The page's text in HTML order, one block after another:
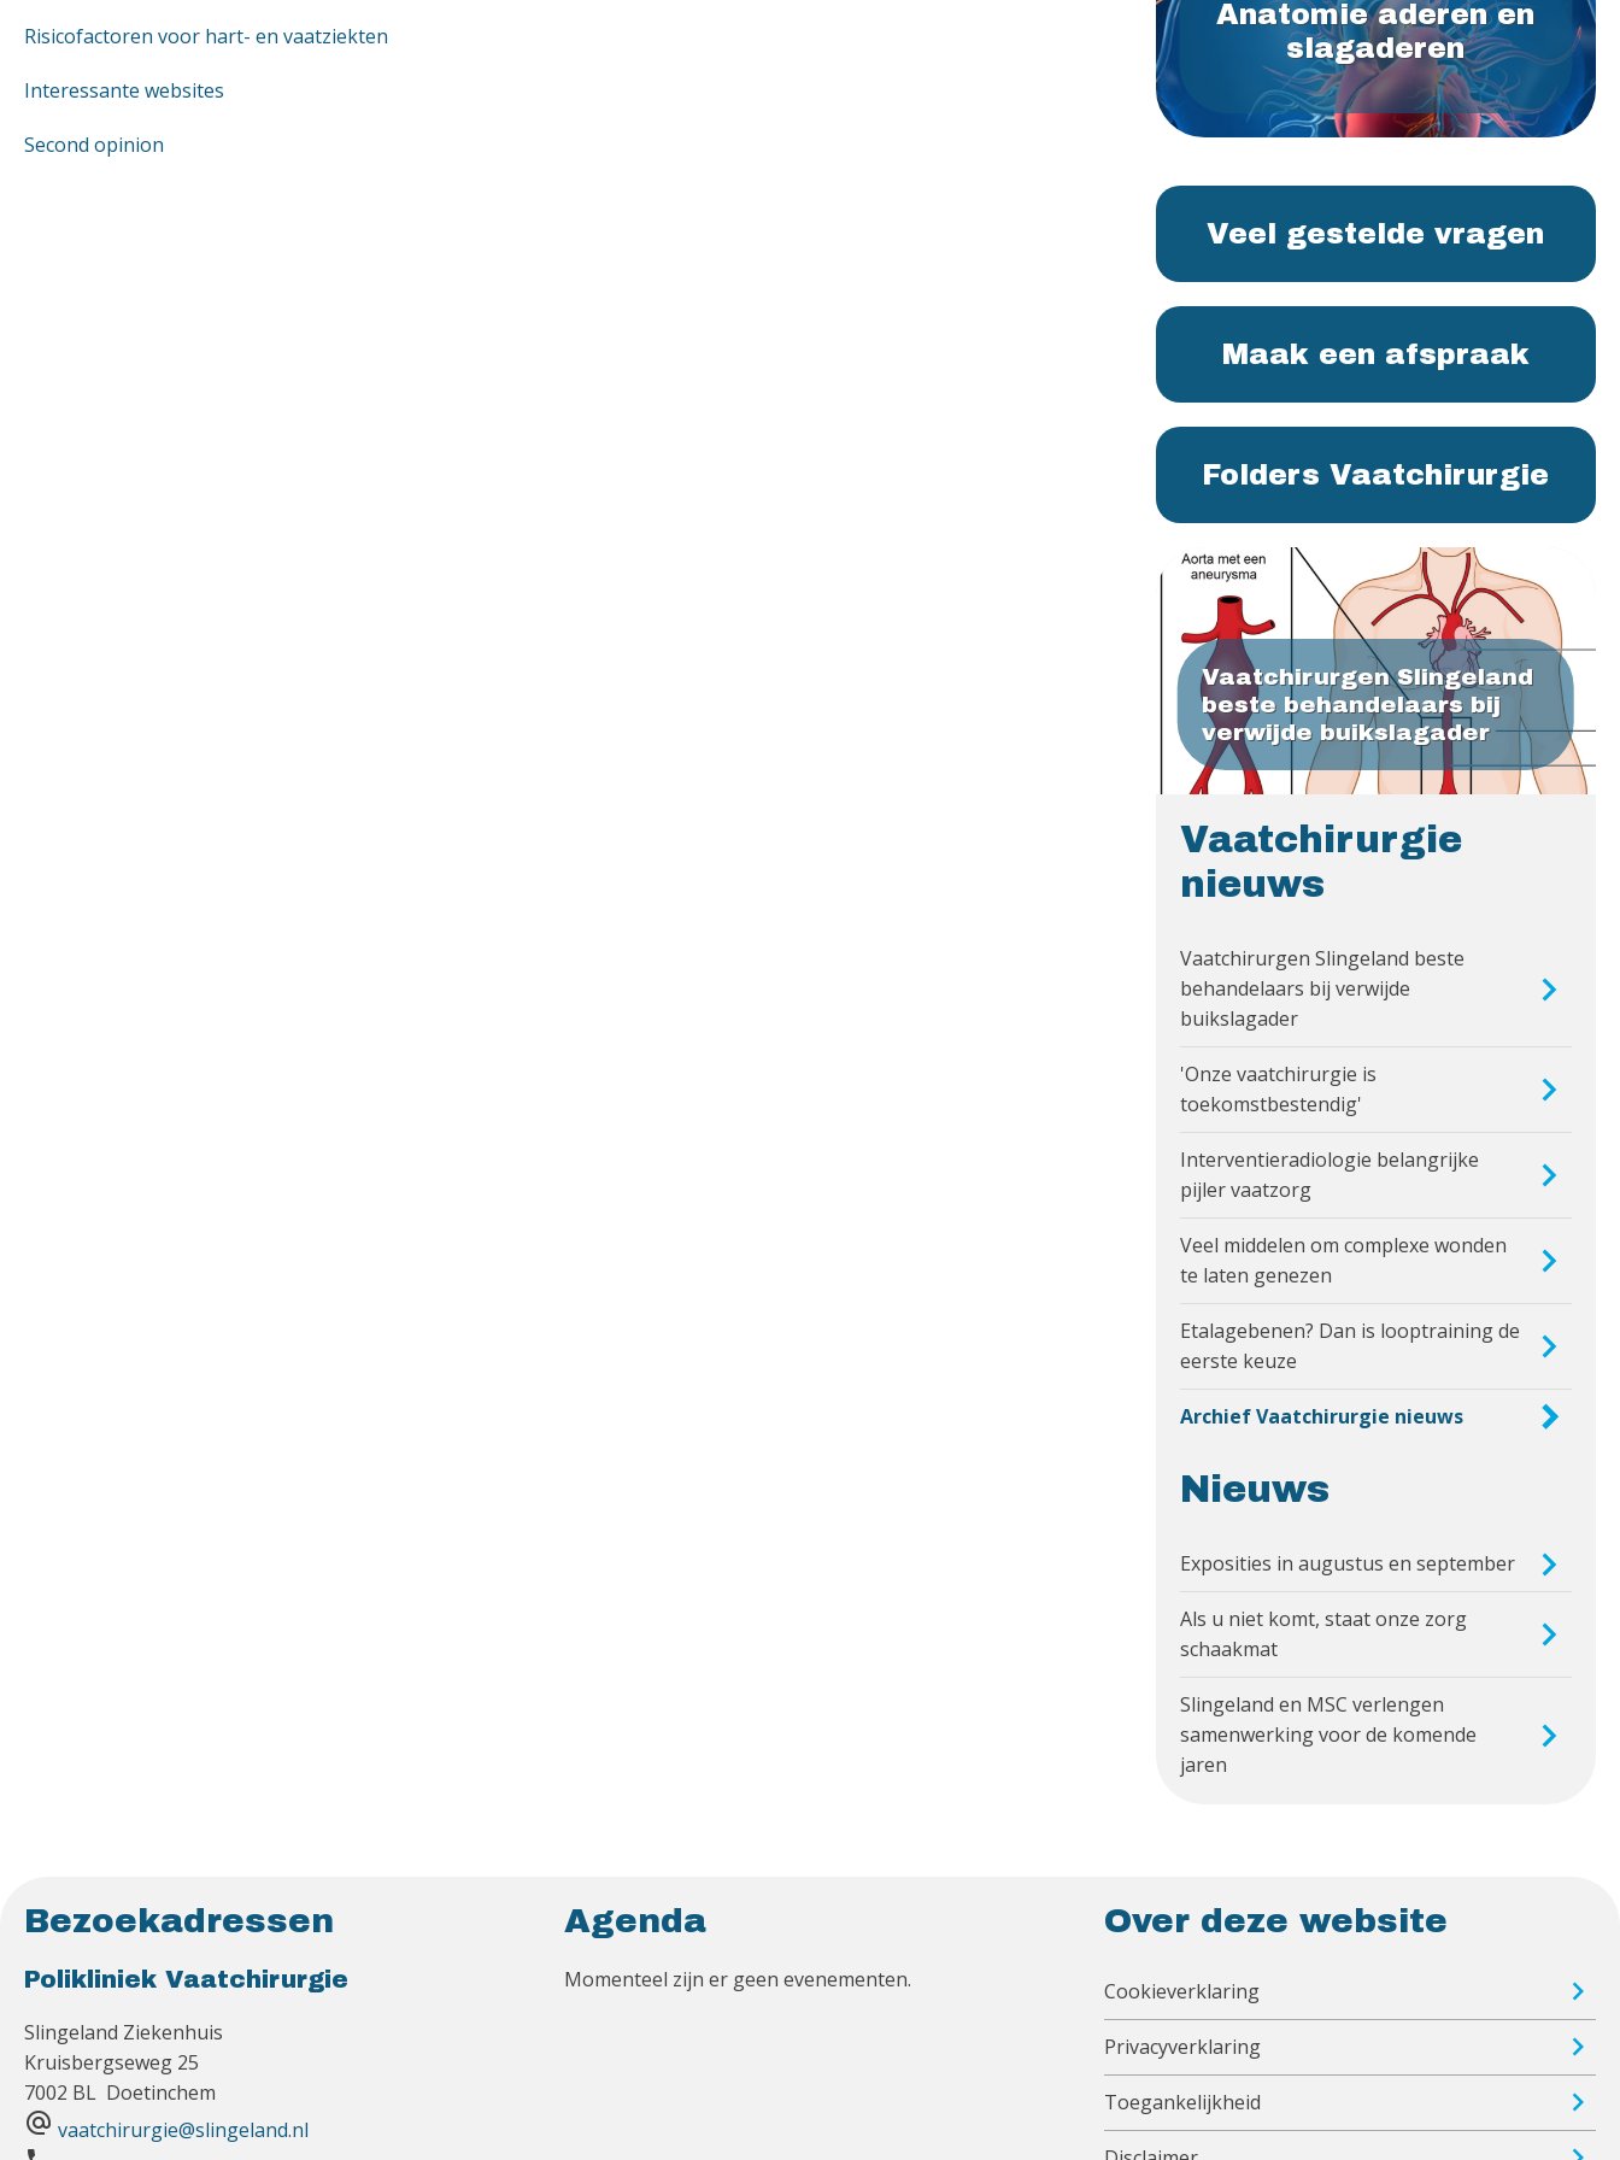
Risicofactoren voor hart- en vaatziekten
Interessante websites
Second opinion
Anatomie aderen en
slagaderen
Veel gestelde vragen
Maak een afspraak
Folders Vaatchirurgie
Vaatchirurgen Slingeland
beste behandelaars bij
verwijde buikslagader
Vaatchirurgie
nieuws
Vaatchirurgen Slingeland beste
behandelaars bij verwijde
buikslagader
'Onze vaatchirurgie is
toekomstbestendig'
Interventieradiologie belangrijke
pijler vaatzorg
Veel middelen om complexe wonden
te laten genezen
Etalagebenen? Dan is looptraining de
eerste keuze
Archief Vaatchirurgie nieuws
Nieuws
Exposities in augustus en september
Als u niet komt, staat onze zorg
schaakmat
Slingeland en MSC verlengen
samenwerking voor de komende
jaren
Bezoekadressen
Polikliniek Vaatchirurgie
Slingeland Ziekenhuis
Kruisbergseweg 25
7002 BL Doetinchem
alternate_email vaatchirurgie@slingeland.nl
Agenda
Momenteel zijn er geen evenementen.
Over deze website
Cookieverklaring
Privacyverklaring
Toegankelijkheid